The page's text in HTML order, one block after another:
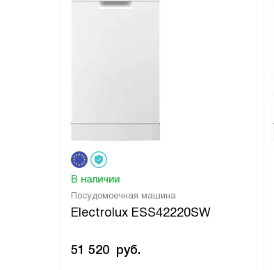
Посудомоечная машина
Electrolux ESS42220SW
В наличии
51 520 руб.